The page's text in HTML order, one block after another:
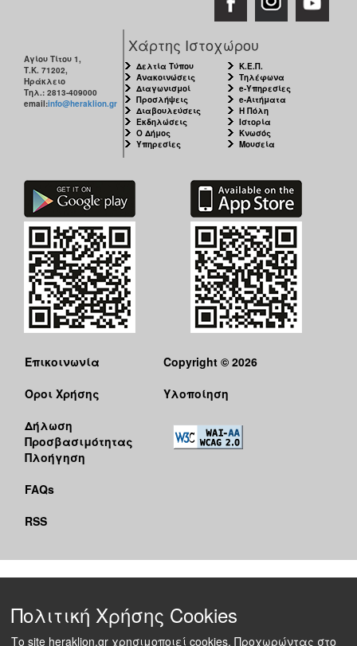
Αγίου Τίτου 1,
Τ.Κ. 71202,
Ηράκλειο
Τηλ.: 2813-409000
email:info@heraklion.gr
Χάρτης Ιστοχώρου
Δελτία Τύπου
Ανακοινώσεις
Διαγωνισμοί
Προσλήψεις
Διαβουλεύσεις
Εκδηλώσεις
Ο Δήμος
Υπηρεσίες
Κ.Ε.Π.
Τηλέφωνα
e-Υπηρεσίες
e-Αιτήματα
Η Πόλη
Ιστορία
Κνωσός
Μουσεία
Επικοινωνία
Όροι Χρήσης
Δήλωση
Προσβασιμότητας
Πλοήγηση
FAQs
RSS
Copyright © 2026
Υλοποίηση
Πολιτική Χρήσης Cookies
Το site heraklion.gr χρησιμοποιεί cookies. Προχωρώντας στο